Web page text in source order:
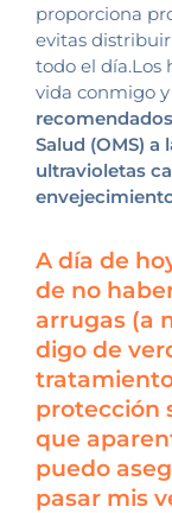
proporciona
evitas
todo el día.Los
vida conmigo
Salud (OMS) a
ultravioletas
A día de
de no
arrugas (a
digo de
protección
que
puedo
pasar mis